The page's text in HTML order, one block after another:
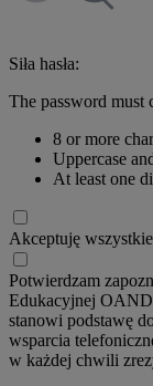
Siła hasła:
The password must
8 or more
Uppercase
At least one
Akceptuję wszystkie
Potwierdzam
Edukacyjnej
stanowi podstawę
wsparcia
w każdej chwili